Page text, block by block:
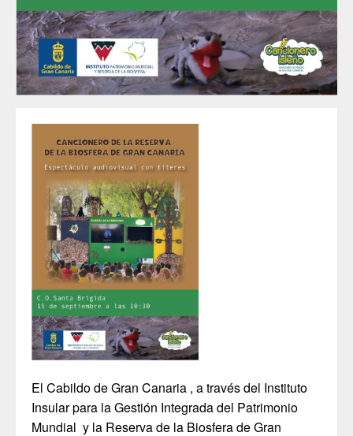
El Cabildo de Gran Canaria , a través del Instituto
Insular para la Gestión Integrada del Patrimonio
Mundial y la Reserva de la Biosfera de Gran